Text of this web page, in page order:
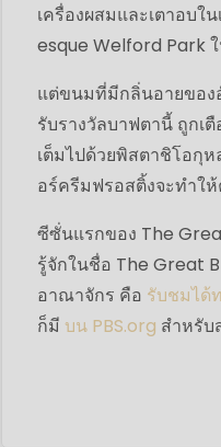
เครื่องผสมและเตาอบ
esque Welford Park
แต่ขนมที่มีกลิ่นอายของ
รับรางวัลบาฟตานี้ ถูกเ
เต็มไปด้วยพิสตาชิโอกุ
อร์ครีมฟรอสติ้งจะทำใ
ซีซั่นแรกของ The
รู้จักในชื่อ The Great
อาณาจักร คือ รับชมได้
ก็มี บน PBS.org สำหรับ